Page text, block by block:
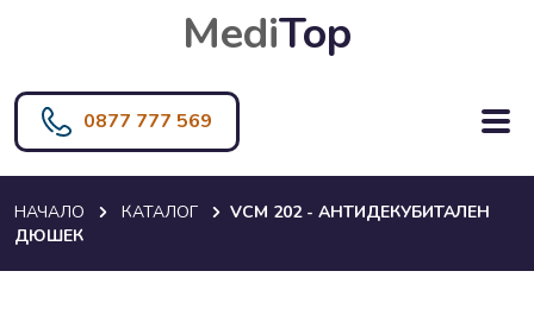
MediTop
0877 777 569
НАЧАЛО КАТАЛОГ
VCM 202 - АНТИДЕКУБИТАЛЕН
ДЮШЕК